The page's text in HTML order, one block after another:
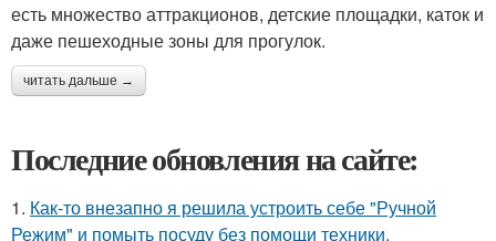
есть множество аттракционов, детские площадки, каток и
даже пешеходные зоны для прогулок.
читать дальше →
Последние обновления на сайте:
1. Как-то внезапно я решила устроить себе "Ручной
Режим" и помыть посуду без помощи техники.